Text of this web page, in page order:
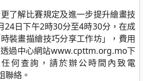
了解比賽規定及進一步提升繪畫技
24日下午2時30分至4時30分，在成
裝畫描繪技巧分享工作坊」，費用
過中心網站www.cpttm.org.mo下
何查詢，請於辦公時間內致電
聯絡。